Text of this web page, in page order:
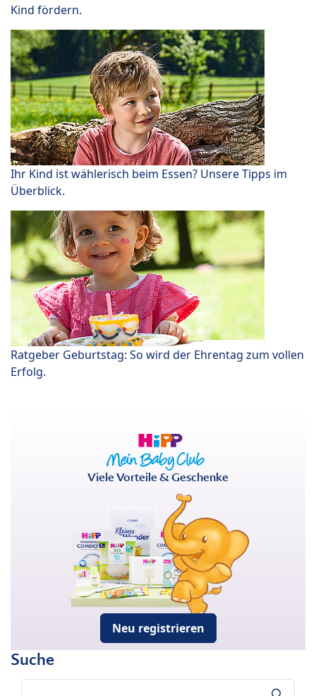
Kind fördern.
Ihr Kind ist wählerisch beim Essen? Unsere Tipps im
Überblick.
Ratgeber Geburtstag: So wird der Ehrentag zum vollen
Erfolg.
Viele Vorteile & Geschenke
Neu registrieren
Suche